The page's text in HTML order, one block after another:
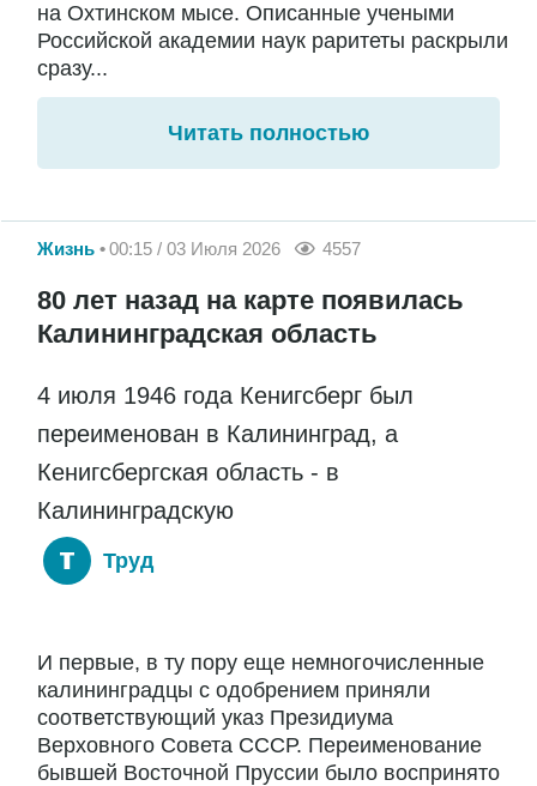
на Охтинском мысе. Описанные учеными
Российской академии наук раритеты раскрыли
сразу...
Читать полностью
Жизнь 00:15 / 03 Июля 2026 4557
80 лет назад на карте появилась
Калининградская область
4 июля 1946 года Кенигсберг был
переименован в Калининград, а
Кенигсбергская область - в
Калининградскую
Труд
И первые, в ту пору еще немногочисленные
калининградцы с одобрением приняли
соответствующий указ Президиума
Верховного Совета СССР. Переименование
бывшей Восточной Пруссии было воспринято